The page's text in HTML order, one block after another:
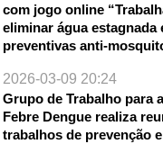
com jogo online
eliminar água estagnada
preventivas anti-
2026-03-09 20:24
Grupo de Trabalho para
Febre Dengue realiza
trabalhos de prevenção